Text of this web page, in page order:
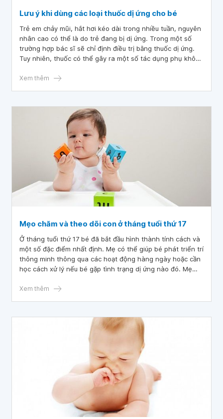
Lưu ý khi dùng các loại thuốc dị ứng cho bé
Trẻ em chảy mũi, hắt hơi kéo dài trong nhiều tuần, nguyên
nhân cao có thể là do trẻ đang bị dị ứng. Trong một số
trường hợp bác sĩ sẽ chỉ định điều trị bằng thuốc dị ứng.
Tuy nhiên, thuốc có thể gây ra một số tác dụng phụ không
các loại thuốc dị ứng cho bé.
Xem thêm
Mẹo chăm và theo dõi con ở tháng tuổi thứ 17
Ở tháng tuổi thứ 17 bé đã bắt đầu hình thành tính cách và
một số đặc điểm nhất định. Mẹ có thể giúp bé phát triển trí
thông minh thông qua các hoạt động hàng ngày hoặc cần
học cách xử lý nếu bé gặp tình trạng dị ứng nào đó. Mẹ
do quá trình chăm sóc bé.
Xem thêm